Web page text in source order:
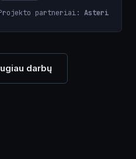
partneriai: Asteri
darbų